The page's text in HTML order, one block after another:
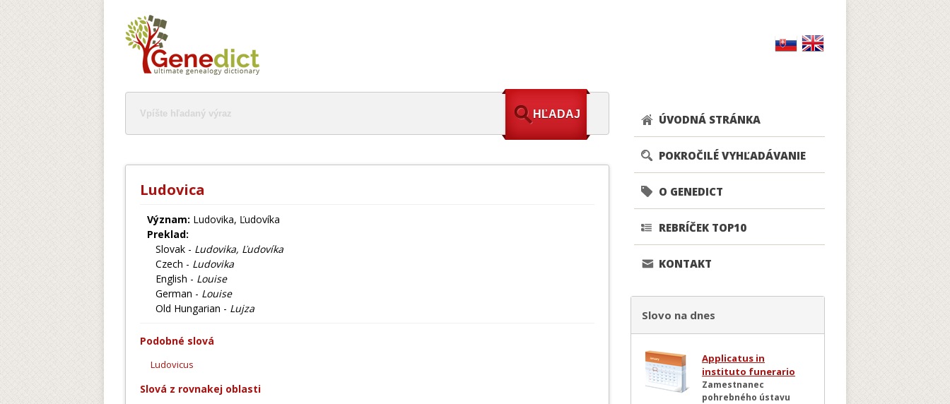
Ludovica
Význam: Ludovika, Ľudovíka
Preklad:
Slovak - Ludovika, Ľudovíka
Czech - Ludovika
English - Louise
German - Louise
Old Hungarian - Lujza
Podobné slová
Ludovicus
Slová z rovnakej oblasti
ÚVODNÁ STRÁNKA
POKROČILÉ VYHĽADÁVANIE
O GENEDICT
REBRÍČEK TOP10
KONTAKT
Slovo na dnes
Applicatus in
instituto funerario
Zamestnanec
pohrebného ústavu